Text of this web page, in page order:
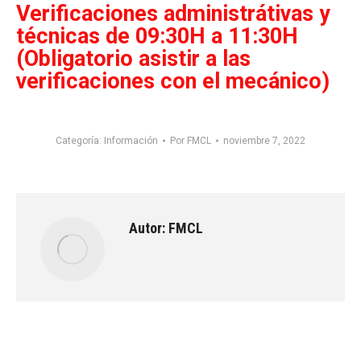
Verificaciones administrátivas y
técnicas de 09:30H a 11:30H
(Obligatorio asistir a las
verificaciones con el mecánico)
Categoría: Información Por FMCL noviembre 7, 2022
Autor: FMCL